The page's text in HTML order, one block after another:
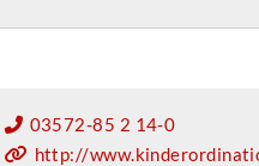
03572-85 2 14-0
http://